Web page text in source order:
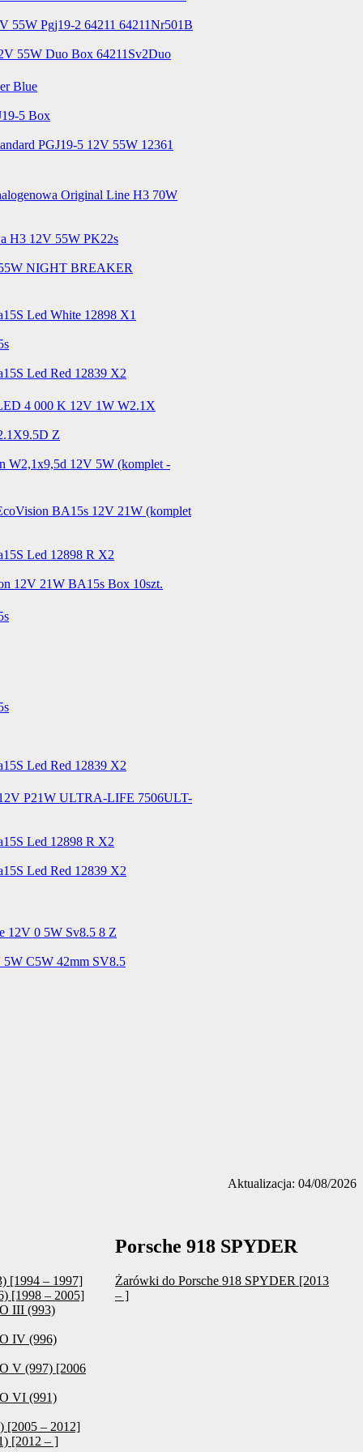
Aktualizacja: 04/08/2026
[1994 – 1997]
[1998 – 2005]
III (993)
IV (996)
V (997) [2006
VI (991)
[2005 – 2012]
[2012 – ]
Porsche 918 SPYDER
Żarówki do Porsche 918 SPYDER [2013
– ]